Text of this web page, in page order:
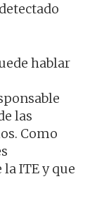
hablar
las
Como
ITE y que